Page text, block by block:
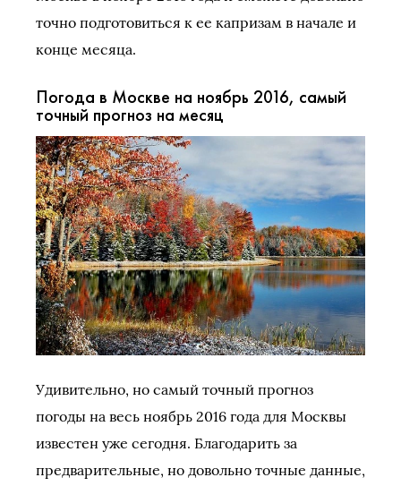
точно подготовиться к ее капризам в начале и
конце месяца.
Погода в Москве на ноябрь 2016, самый
точный прогноз на месяц
Удивительно, но самый точный прогноз
погоды на весь ноябрь 2016 года для Москвы
известен уже сегодня. Благодарить за
предварительные, но довольно точные данные,